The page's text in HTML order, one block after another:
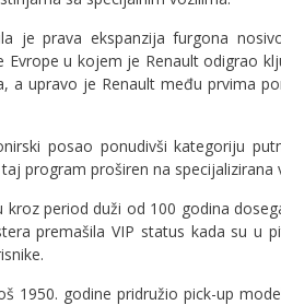
je prava ekspanzija furgona
u kojem je Renault odigrao
a upravo je Renault među prvima
posao ponudivši kategoriju
program proširen na specijalizirana
period duži od 100 godina
premašila VIP status kada su u
1950. godine pridružio pick-up